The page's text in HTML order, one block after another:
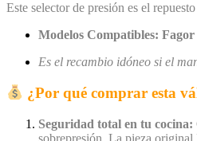
Este selector de presión es el
Modelos Compatibles: Fagor
Es el recambio idóneo si el
¿Por qué comprar esta
Seguridad total en tu cocina:
sobrepresión. La pieza original